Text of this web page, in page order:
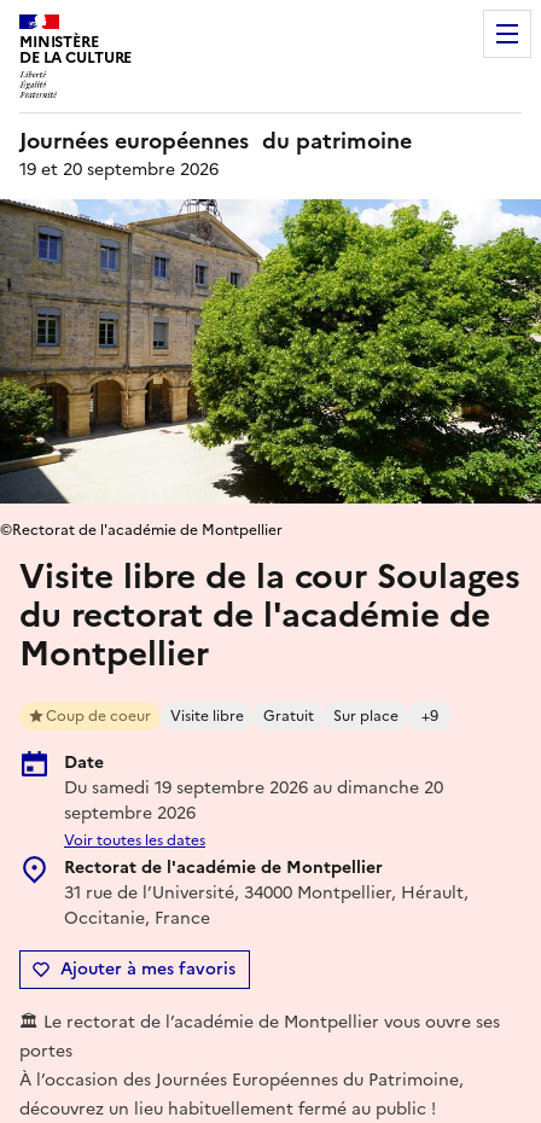
MINISTÈRE
DE LA CULTURE
Journées européennes du patrimoine
19 et 20 septembre 2026
Visite libre de la cour Soulages
du rectorat de l'académie de
Montpellier
Coup de coeur Visite libre Gratuit Sur place +9
Date
Du samedi 19 septembre 2026 au dimanche 20
septembre 2026
Voir toutes les dates
Rectorat de l'académie de Montpellier
31 rue de l’Université, 34000 Montpellier, Hérault,
Occitanie, France
Ajouter à mes favoris
©Rectorat de l'académie de Montpellier
🏛️ Le rectorat de l’académie de Montpellier vous ouvre ses
portes
À l’occasion des Journées Européennes du Patrimoine,
découvrez un lieu habituellement fermé au public !